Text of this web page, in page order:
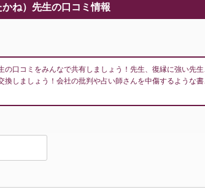
ね）先生の口コミ情報
の口コミをみんなで共有しましょう！先生、復縁に強い先
換しましょう！会社の批判や占い師さんを中傷するような